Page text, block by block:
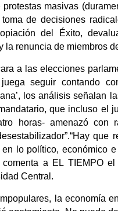
masivas
de decisiones
del Éxito,
la renuncia de miembros
a las elecciones
seguir contando
los análisis señalan
que incluso el
horas- amenazó con
“Hay que
lo político, económico
a EL TIEMPO
Central.
la economía